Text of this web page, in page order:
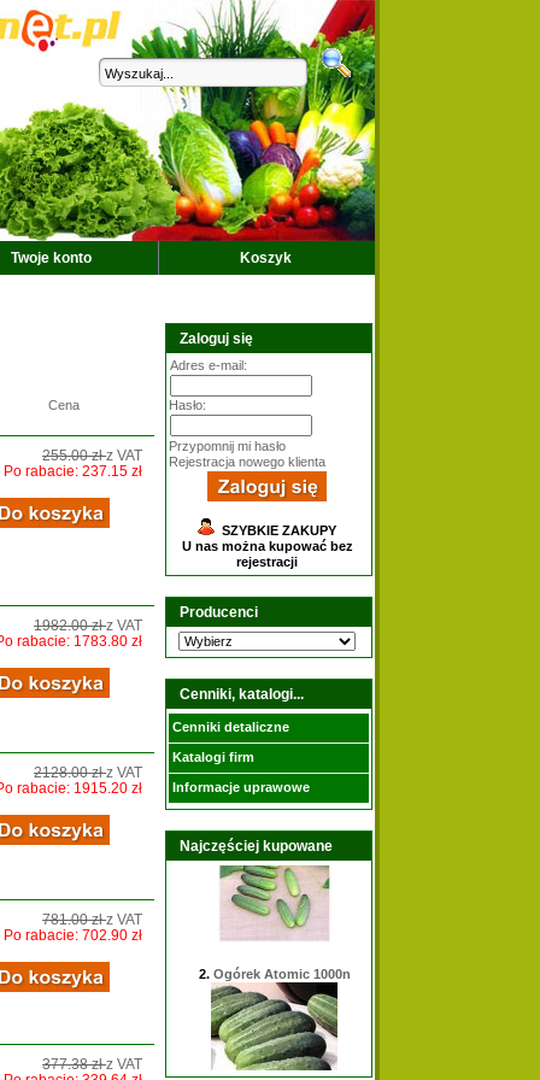
Twoje konto Koszyk
Cena
255.00 złz VAT
Po rabacie: 237.15 zł
1982.00 złz VAT
rabacie: 1783.80 zł
2128.00 złz VAT
rabacie: 1915.20 zł
781.00 złz VAT
Po rabacie: 702.90 zł
377.38 złz VAT
Zaloguj się
Adres e-mail:
Hasło:
Przypomnij mi hasło
Rejestracja nowego klienta
SZYBKIE ZAKUPY
U nas można kupować bez
rejestracji
Producenci
Cenniki, katalogi...
Cenniki detaliczne
Katalogi firm
Informacje uprawowe
Najczęściej kupowane
Ogórek Octopus 500N